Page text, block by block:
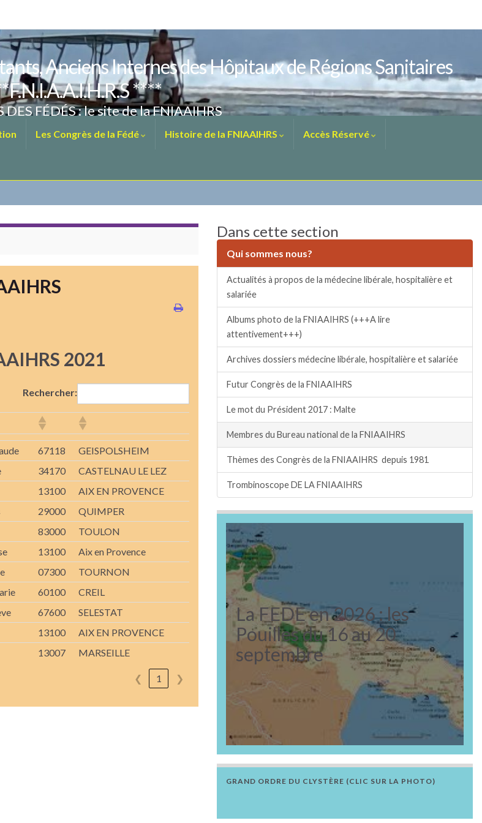
Anciens Internes des Hôpitaux de Régions Sanitaires
****
DES FÉDÉS : le site de la FNIAAIHRS
Les Congrès de la Fédé Histoire de la FNIAAIHRS Accès Réservé
2021
Rechercher:
67118
GEISPOLSHEIM
34170
CASTELNAU LE LEZ
13100
AIX EN PROVENCE
29000
QUIMPER
83000
TOULON
13100
Aix en Provence
07300
TOURNON
60100
CREIL
67600
SELESTAT
13100
AIX EN PROVENCE
13007 MARSEILLE
❮ 1 ❯
Dans cette section
Qui sommes nous?
Actualités à propos de la médecine libérale, hospitalière et
salariée
Albums photo de la FNIAAIHRS (+++A lire
attentivement+++)
Archives dossiers médecine libérale, hospitalière et salariée
Futur Congrès de la FNIAAIHRS
Le mot du Président 2017 : Malte
Membres du Bureau national de la FNIAAIHRS
Thèmes des Congrès de la FNIAAIHRS depuis 1981
Trombinoscope DE LA FNIAAIHRS
La FEDE en 2026 : les
Pouilles du 16 au 20
septembre
GRAND ORDRE DU CLYSTÈRE (CLIC SUR LA PHOTO)